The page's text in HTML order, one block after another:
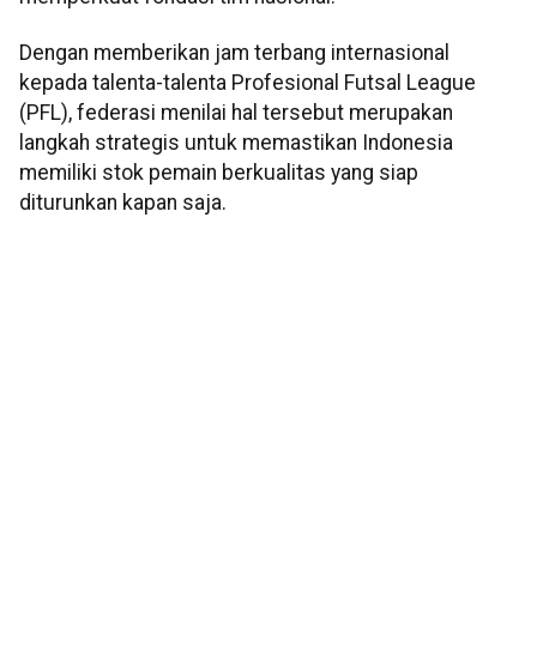
Dengan memberikan jam terbang internasional
kepada talenta-talenta Profesional Futsal League
(PFL), federasi menilai hal tersebut merupakan
langkah strategis untuk memastikan Indonesia
memiliki stok pemain berkualitas yang siap
diturunkan kapan saja.